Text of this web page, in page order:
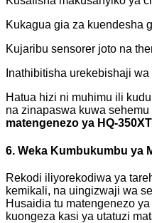
Kukagua gia za kuendesha
Kujaribu sensorer joto na
Inathibitisha urekebishaji
Hatua hizi ni muhimu ili
na zinapaswa kuwa
matengenezo ya HQ-350XT
6. Weka Kumbukumbu ya
Rekodi iliyorekodiwa ya
kemikali, na uingizwaji wa
Husaidia tu matengenezo
kuongeza kasi ya utatuzi